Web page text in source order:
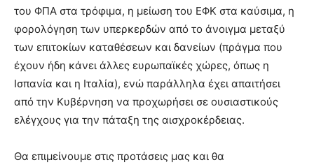
του ΦΠΑ στα τρόφιμα, η μείωση του ΕΦΚ στα καύσιμα, η
φορολόγηση των υπερκερδών από το άνοιγμα μεταξύ
των επιτοκίων καταθέσεων και δανείων (πράγμα που
έχουν ήδη κάνει άλλες ευρωπαϊκές χώρες, όπως η
Ισπανία και η Ιταλία), ενώ παράλληλα έχει απαιτήσει
από την Κυβέρνηση να προχωρήσει σε ουσιαστικούς
ελέγχους για την πάταξη της αισχροκέρδειας.
Θα επιμείνουμε στις προτάσεις μας και θα